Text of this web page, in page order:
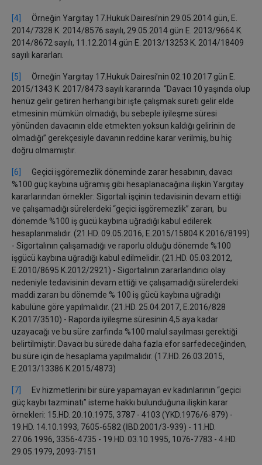
[4]
Örneğin Yargıtay 17.Hukuk Dairesi’nin 29.05.2014 gün, E.
2014/7328 K. 2014/8576 sayılı, 29.05.2014 gün E. 2013/9664 K.
2014/8672 sayılı, 11.12.2014 gün E. 2013/13253 K. 2014/18409
sayılı kararları.
[5]
Örneğin Yargıtay 17.Hukuk Dairesi’nin 02.10.2017 gün E.
2015/1343 K. 2017/8473 sayılı kararında “Davacı 10 yaşında olup
henüz gelir getiren herhangi bir işte çalışmak sureti gelir elde
etmesinin mümkün olmadığı, bu sebeple iyileşme süresi
yönünden davacının elde etmekten yoksun kaldığı gelirinin de
olmadığı” gerekçesiyle davanın reddine karar verilmiş, bu hiç
doğru olmamıştır.
[6]
Geçici işgöremezlik döneminde zarar hesabının, davacı
%100 güç kaybına uğramış gibi hesaplanacağına ilişkin Yargıtay
kararlarından örnekler: Sigortalı işçinin tedavisinin devam ettiği
ve çalışamadığı sürelerdeki “geçici işgöremezlik” zararı, bu
dönemde %100 iş gücü kaybına uğradığı kabul edilerek
hesaplanmalıdır. (21.HD. 09.05.2016, E.2015/15804 K.2016/8199)
- Sigortalının çalışamadığı ve raporlu olduğu dönemde %100
işgücü kaybına uğradığı kabul edilmelidir. (21.HD. 05.03.2012,
E.2010/8695 K.2012/2921) - Sigortalının zararlandırıcı olay
nedeniyle tedavisinin devam ettiği ve çalışamadığı sürelerdeki
maddi zararı bu dönemde % 100 iş gücü kaybına uğradığı
kabulüne göre yapılmalıdır. (21.HD. 25.04.2017, E.2016/828
K.2017/3510) - Raporda iyileşme süresinin 4,5 aya kadar
uzayacağı ve bu süre zarfında %100 malul sayılması gerektiği
belirtilmiştir. Davacı bu sürede daha fazla efor sarfedeceğinden,
bu süre için de hesaplama yapılmalıdır. (17.HD. 26.03.2015,
E.2013/13386 K.2015/4873)
[7]
Ev hizmetlerini bir süre yapamayan ev kadınlarının “geçici
güç kaybı tazminatı” isteme hakkı bulunduğuna ilişkin karar
örnekleri: 15.HD. 20.10.1975, 3787 - 4103 (YKD.1976/6-879) -
19.HD. 14.10.1993, 7605-6582 (İBD.2001/3-939) - 11.HD.
27.06.1996, 3356-4735 - 19.HD. 03.10.1995, 1076-7783 - 4.HD.
29.05.1979, 2093-7151